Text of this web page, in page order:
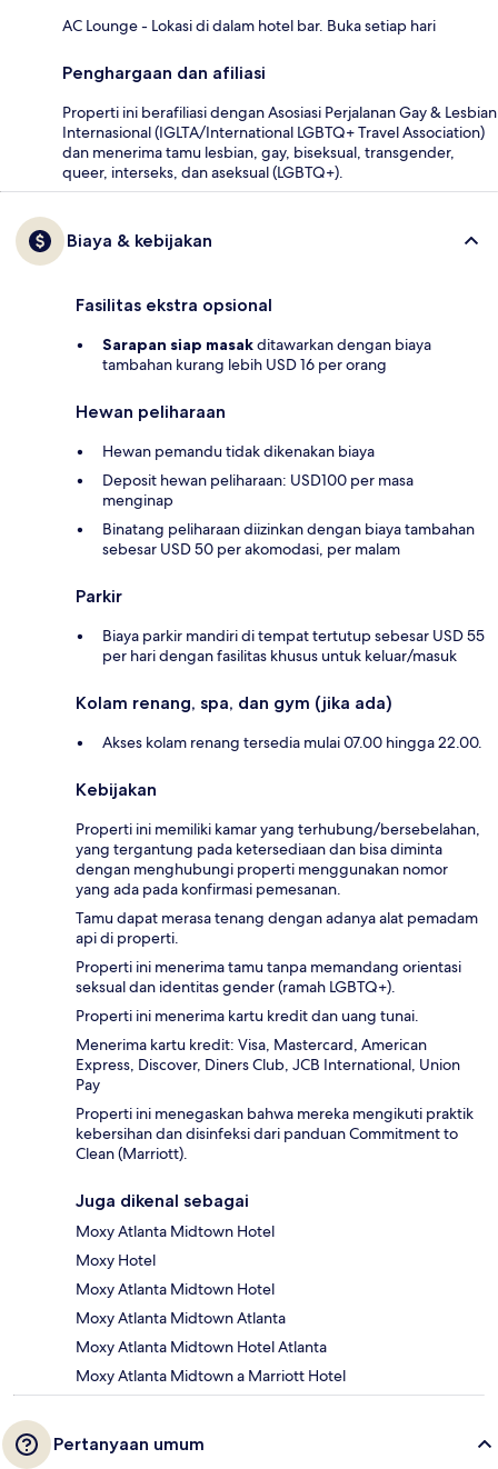
AC Lounge - Lokasi di dalam hotel bar. Buka setiap hari
Penghargaan dan afiliasi
Properti ini berafiliasi dengan Asosiasi Perjalanan Gay & Lesbian
Internasional (IGLTA/International LGBTQ+ Travel Association)
dan menerima tamu lesbian, gay, biseksual, transgender,
queer, interseks, dan aseksual (LGBTQ+).
Biaya & kebijakan
Fasilitas ekstra opsional
Sarapan siap masakditawarkan dengan biaya
tambahan kurang lebih USD 16 per orang
Hewan peliharaan
Hewan pemandu tidak dikenakan biaya
Deposit hewan peliharaan: USD100 per masa
menginap
Binatang peliharaan diizinkan dengan biaya tambahan
sebesar USD 50 per akomodasi, per malam
Parkir
Biaya parkir mandiri di tempat tertutup sebesar USD 55
per hari dengan fasilitas khusus untuk keluar/masuk
Kolam renang, spa, dan gym (jika ada)
Akses kolam renang tersedia mulai 07.00 hingga 22.00.
Kebijakan
Properti ini memiliki kamar yang terhubung/bersebelahan,
yang tergantung pada ketersediaan dan bisa diminta
dengan menghubungi properti menggunakan nomor
yang ada pada konfirmasi pemesanan.
Tamu dapat merasa tenang dengan adanya alat pemadam
api di properti.
Properti ini menerima tamu tanpa memandang orientasi
seksual dan identitas gender (ramah LGBTQ+).
Properti ini menerima kartu kredit dan uang tunai.
Menerima kartu kredit: Visa, Mastercard, American
Express, Discover, Diners Club, JCB International, Union
Pay
Properti ini menegaskan bahwa mereka mengikuti praktik
kebersihan dan disinfeksi dari panduan Commitment to
Clean (Marriott).
Juga dikenal sebagai
Moxy Atlanta Midtown Hotel
Moxy Hotel
Moxy Atlanta Midtown Hotel
Moxy Atlanta Midtown Atlanta
Moxy Atlanta Midtown Hotel Atlanta
Moxy Atlanta Midtown a Marriott Hotel
Pertanyaan umum